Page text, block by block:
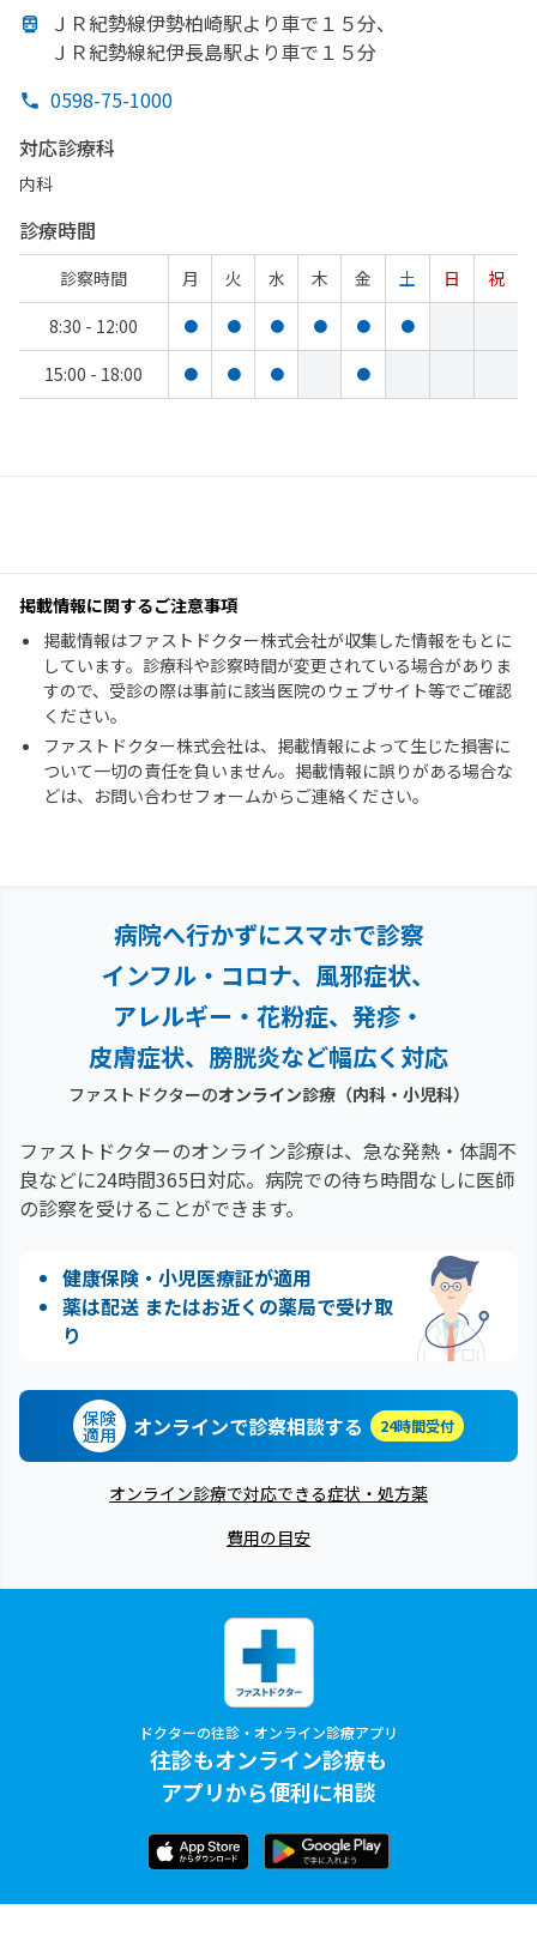
ＪＲ紀勢線伊勢柏崎駅より車で １５分、
ＪＲ紀勢線紀伊長島駅より車で １５分
0598-75-1000
対応診療科
内科
診療時間
診察時間 月 火 水 木 金 土 日
祝
8:30 - 12:00
● ● ● ● ● ●
15:00 - 18:00 ● ● ● ●
掲載情報に関するご注意事項
掲載情報はファストドクター株式会社が収集した情報をもとに
しています。診療科や診察時間が変更されている場合がありま
すので、受診の際は事前に該当医院のウェブサイト等でご確認
ください。
ファストドクター株式会社は、掲載情報によって生じた損害に
ついて一切の責任を負いません。掲載情報に誤りがある場合な
どは、お問い合わせフォームからご連絡ください。
病院へ行かずにスマホで診察
インフル・コロナ、風邪症状、
アレルギー・花粉症、 発疹・
皮膚症状、膀胱炎など幅広く対応
ファストドクターのオンライン診療（内科・小児科）
ファストドクターのオンライン診療は、急な発熱・体調不
良などに24時間365日対応。 病院での待ち時間なしに医師
の診察を受けることができます。
健康保険・小児医療証が適用
薬は配送 またはお近くの薬局で受け取
り
保険
適用 オンラインで診察相談する 24時間受付
オンライン診療で対応できる症状・処方薬
費用の目安
ドクターの往診・オンライン診療アプリ
往診もオンライン診療も
アプリから便利に相談